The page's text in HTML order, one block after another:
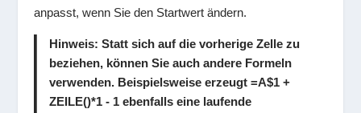
anpasst, wenn Sie den Startwert ändern.
Hinweis: Statt sich auf die vorherige Zelle zu
beziehen, können Sie auch andere Formeln
verwenden. Beispielsweise erzeugt=A$1 +
ZEILE()*1 - 1 ebenfalls eine laufende